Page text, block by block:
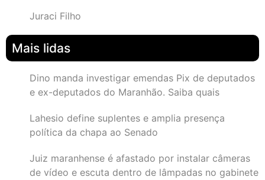
Juraci Filho
Mais lidas
Dino manda investigar emendas Pix de deputados
e ex-deputados do Maranhão. Saiba quais
Lahesio define suplentes e amplia presença
política da chapa ao Senado
Juiz maranhense é afastado por instalar câmeras
de vídeo e escuta dentro de lâmpadas no gabinete